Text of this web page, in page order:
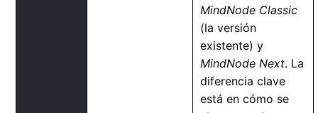
MindNode Classic
(la versión
existente) y
MindNode Next. La
diferencia clave
está en cómo se